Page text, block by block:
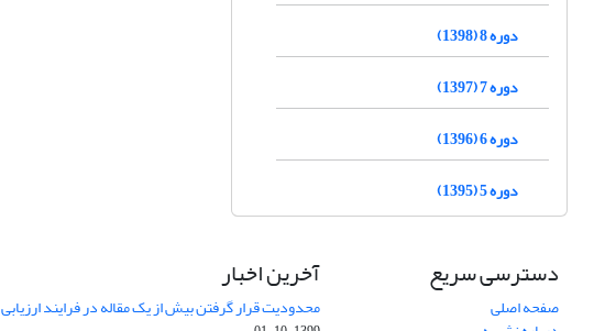
دوره 8 (1398)
دوره 7 (1397)
دوره 6 (1396)
دوره 5 (1395)
دسترسی سریع
صفحه اصلی
آخرین اخبار
محدودیت قرار گرفتن بیش از یک مقاله در فرایند ارزیابی